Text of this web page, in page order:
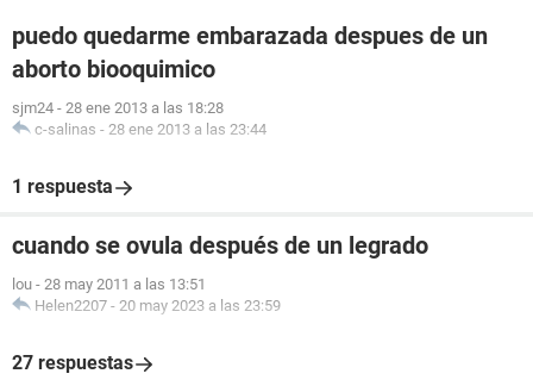
puedo quedarme embarazada despues de un
aborto biooquimico
sjm24 - 28 ene 2013 a las 18:28
c-salinas - 28 ene 2013 a las 23:44
1 respuesta
cuando se ovula después de un legrado
lou - 28 may 2011 a las 13:51
Helen2207 - 20 may 2023 a las 23:59
27 respuestas